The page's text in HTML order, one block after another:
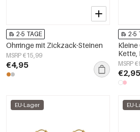
2-5 TAGE
Ohrringe mit Zickzack-Steinen
MSRP €15,99
€4,95
2-5
Kleine
Kette,
MSRP
€2,95
EU-Lager EU-